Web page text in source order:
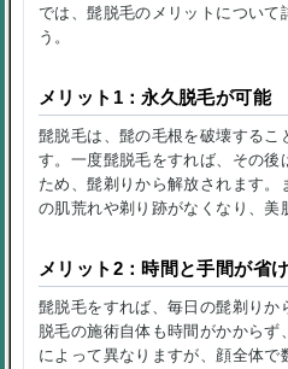
では、髭脱毛のメリットについて
う。
メリット1：永久脱毛が可能
髭脱毛は、髭の毛根を破壊するこ
す。一度髭脱毛をすれば、その後
ため、髭剃りから解放されます
の肌荒れや剃り跡がなくなり、美
メリット2：時間と手間が省
髭脱毛をすれば、毎日の髭剃りか
脱毛の施術自体も時間がかから
によって異なりますが、顔全体